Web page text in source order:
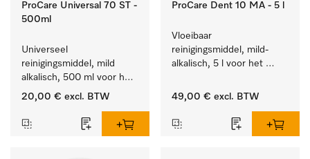
ProCare Universal 70 ST -
500ml
Universeel
reinigingsmiddel, mild
alkalisch, 500 ml voor het
behoedzaam verwijderen
20,00 € excl. BTW
ProCare Dent 10 MA - 5 l
Vloeibaar
reinigingsmiddel, mild-
alkalisch, 5 l voor het
van tandheelkundige en
49,00 € excl. BTW